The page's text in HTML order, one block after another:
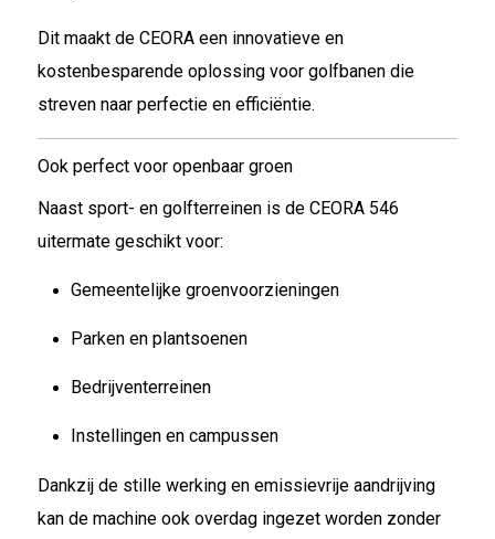
Dit maakt de CEORA een innovatieve en
kostenbesparende oplossing voor golfbanen die
streven naar perfectie en efficiëntie.
Ook perfect voor openbaar groen
Naast sport- en golfterreinen is de CEORA 546
uitermate geschikt voor:
Gemeentelijke groenvoorzieningen
Parken en plantsoenen
Bedrijventerreinen
Instellingen en campussen
Dankzij de stille werking en emissievrije aandrijving
kan de machine ook overdag ingezet worden zonder